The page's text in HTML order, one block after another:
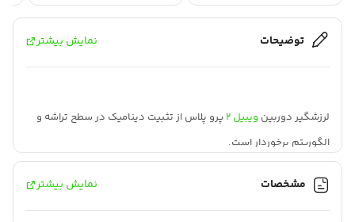
بود.
است.
توضیحات نمایش بیشتر
لرزشگیر دوربین ویبیل ۲
پرو پلاس از تثبیت دینامیک در سطح تراشه و
الگوریتم برخوردار است.
اینچی مجهز شده است.
مشخصات نمایش بیشتر